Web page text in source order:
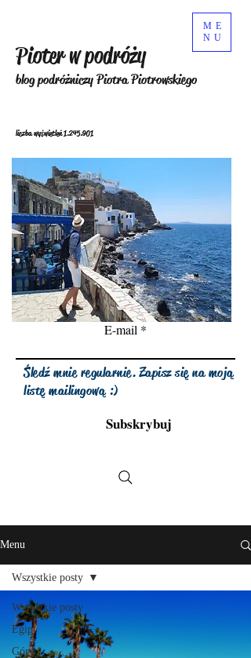
ME
NU
Pioter w podróży
blog podróżniczy Piotra Piotrowskiego
liczba wyświetleń1.245.901
E-mail
Śledź mnie regularnie. Zapisz się na moją
listę mailingową :)
Subskrybuj
Menu
Wszystkie posty
Egipt
Góry
Wszystkie posty